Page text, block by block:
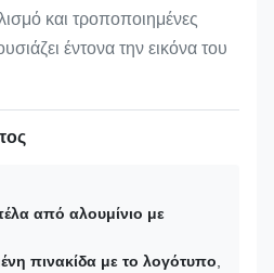
και τροποποιημένες
έντονα την εικόνα του
από αλουμίνιο με
πινακίδα με το λογότυπο